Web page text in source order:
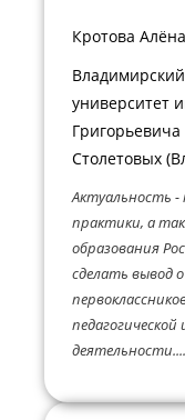
Кротова
университет
Столетовых
Актуальность -
практики, а
образования
сделать вывод
педагогической
деятельности....